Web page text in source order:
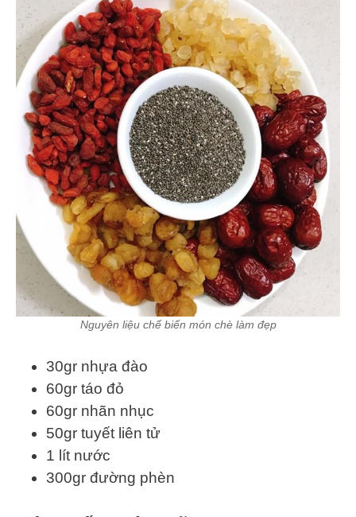
Nguyên liệu chế biến món chè làm đẹp
30gr nhựa đào
60gr táo đỏ
60gr nhãn nhục
50gr tuyết liên tử
1 lít nước
300gr đường phèn